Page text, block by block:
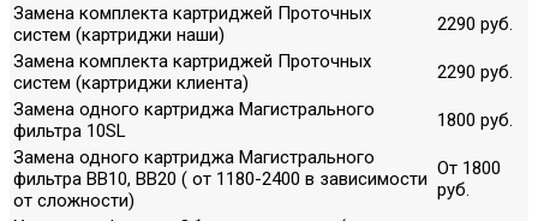
Замена комплекта картриджей Проточных
систем (картриджи наши)
2290 руб.
Замена комплекта картриджей Проточных
систем (картриджи клиента)
2290 руб.
Замена одного картриджа Магистрального
фильтра 10SL
1800 руб.
Замена одного картриджа Магистрального
фильтра ВВ10, ВВ20 ( от 1180-2400 в зависимости
от сложности)
От 1800
руб.